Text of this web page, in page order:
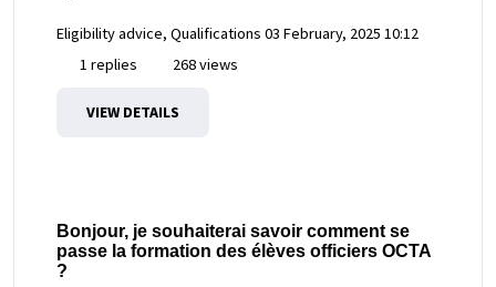
Eligibility advice, Qualifications 03 February, 2025 10:12
1 replies
268 views
VIEW DETAILS
Bonjour, je souhaiterai savoir comment se
passe la formation des élèves officiers OCTA
?